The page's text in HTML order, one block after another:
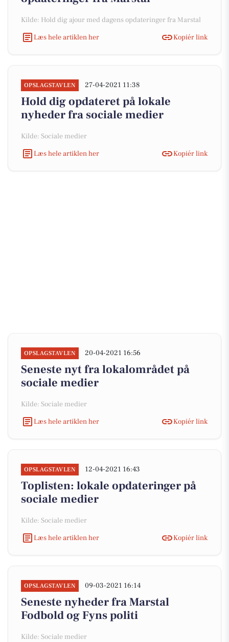
Kilde: Hold dig ajour med dagens opdateringer fra Marstal
Læs hele artiklen her
Kopiér link
OPSLAGSTAVLEN 27-04-2021 11:38
Hold dig opdateret på lokale
nyheder fra sociale medier
Kilde: Sociale medier
Læs hele artiklen her
Kopiér link
OPSLAGSTAVLEN 20-04-2021 16:56
Seneste nyt fra lokalområdet på
sociale medier
Kilde: Sociale medier
Læs hele artiklen her
Kopiér link
OPSLAGSTAVLEN 12-04-2021 16:43
Toplisten: lokale opdateringer på
sociale medier
Kilde: Sociale medier
Læs hele artiklen her
Kopiér link
OPSLAGSTAVLEN 09-03-2021 16:14
Seneste nyheder fra Marstal
Fodbold og Fyns politi
Kilde: Sociale medier